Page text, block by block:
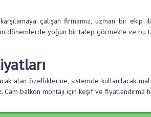
karşılamaya çalışan firmamız, uzman bir
dönemlerde yoğun bir talep görmekte ve
alan özelliklerine, sistemde kullanılacak
balkon montajı için keşif ve fiyatlandırma